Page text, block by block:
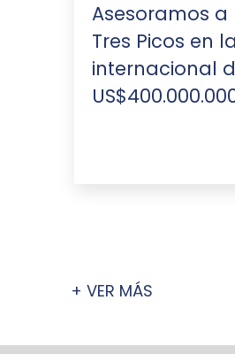
Asesoramos a
Tres Picos en
internacional
+ VER MÁS